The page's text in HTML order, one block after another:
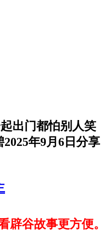
出门都怕别人笑
年9月6日分享
辟谷故事更方便。